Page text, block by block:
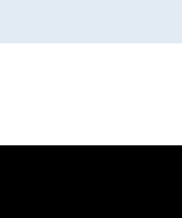
submenú de